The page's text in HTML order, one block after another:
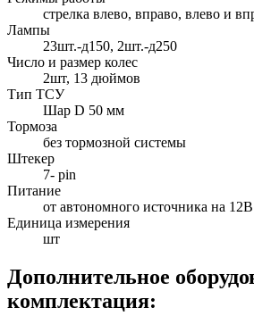
стрелка влево, вправо, влево и
Лампы
23шт.-д150, 2шт.-д250
Число и размер колес
2шт, 13 дюймов
Тип ТСУ
Шар D 50 мм
Тормоза
без тормозной системы
Штекер
7- pin
Питание
от автономного источника на 12B
Единица измерения
шт
Дополнительное
комплектация: